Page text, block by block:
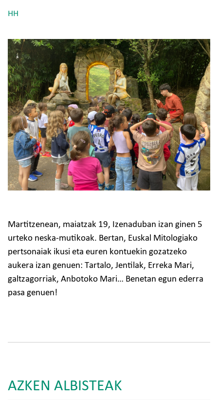
HH
Irudia
Martitzenean, maiatzak 19, Izenaduban izan ginen 5
urteko neska-mutikoak. Bertan, Euskal Mitologiako
pertsonaiak ikusi eta euren kontuekin gozatzeko
aukera izan genuen: Tartalo, Jentilak, Erreka Mari,
galtzagorriak, Anbotoko Mari… Benetan egun ederra
pasa genuen!
AZKEN ALBISTEAK